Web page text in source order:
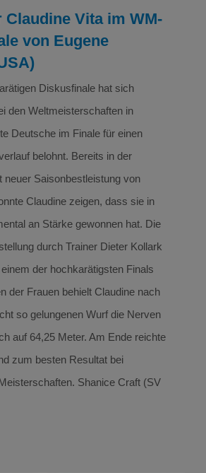
Claudine Vita im WM-
von Eugene
Diskusfinale hat sich
den Weltmeisterschaften in
Deutsche im Finale für einen
belohnt. Bereits in der
neuer Saisonbestleistung von
Claudine zeigen, dass sie in
an Stärke gewonnen hat. Die
durch Trainer Dieter Kollark
der hochkarätigsten Finals
der Frauen behielt Claudine nach
so gelungenen Wurf die Nerven
auf 64,25 Meter. Am Ende reichte
zum besten Resultat bei
Shanice Craft (SV